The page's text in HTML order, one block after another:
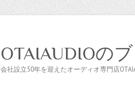
OTAIAUDIOの
会社設立50年を迎えたオーディオ専門店